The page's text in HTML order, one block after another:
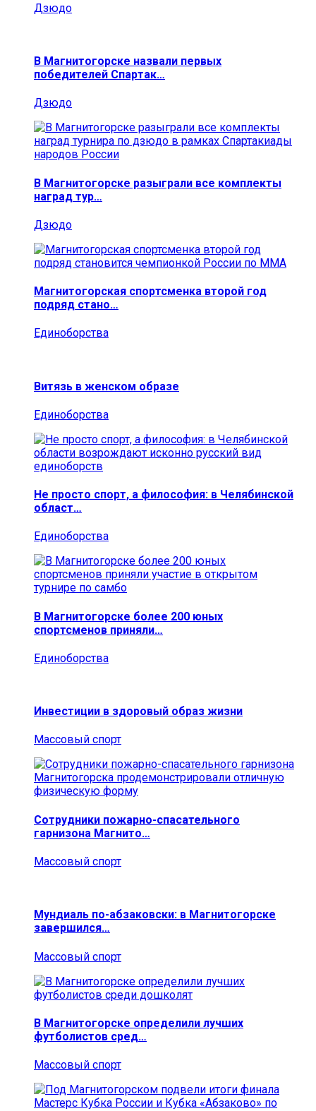
Дзюдо
В Магнитогорске назвали первых
победителей Спартак…
Дзюдо
В Магнитогорске разыграли все комплекты
наград тур…
Дзюдо
Магнитогорская спортсменка второй год
подряд стано…
Единоборства
Витязь в женском образе
Единоборства
Не просто спорт, а философия: в Челябинской
област…
Единоборства
В Магнитогорске более 200 юных
спортсменов приняли…
Единоборства
Инвестиции в здоровый образ жизни
Массовый спорт
Сотрудники пожарно-спасательного
гарнизона Магнито…
Массовый спорт
Мундиаль по-абзаковски: в Магнитогорске
завершился…
Массовый спорт
В Магнитогорске определили лучших
футболистов сред…
Массовый спорт